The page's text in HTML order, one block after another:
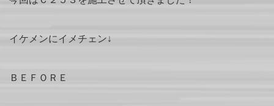
イケメンにイメチェン↓
ＢＥＦＯＲＥ